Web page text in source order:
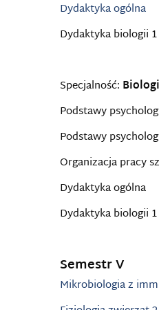
Dydaktyka ogólna
Dydaktyka biologii 1
Specjalność:
Podstawy
Podstawy
Organizacja pracy
Dydaktyka ogólna
Dydaktyka biologii 1
Semestr V
Mikrobiologia z